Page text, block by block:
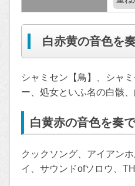
白赤黄の音色を
シャミセン【鳥】、シャ
ー、処女といふ名の白骸
白黄赤の音色を奏
クックソング、アイアン
イ、サウンドofソロウ、